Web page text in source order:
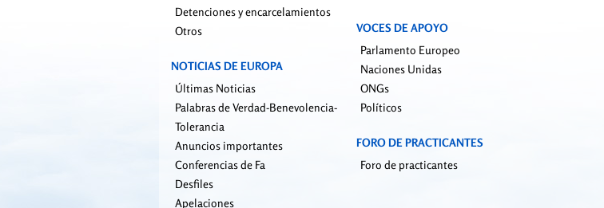
Detenciones y encarcelamientos
Otros
NOTICIAS DE EUROPA
Últimas Noticias
Palabras de Verdad-Benevolencia-
Tolerancia
Anuncios importantes
Conferencias de Fa
Desfiles
Apelaciones
VOCES DE APOYO
Parlamento Europeo
Naciones Unidas
ONGs
Políticos
FORO DE PRACTICANTES
Foro de practicantes